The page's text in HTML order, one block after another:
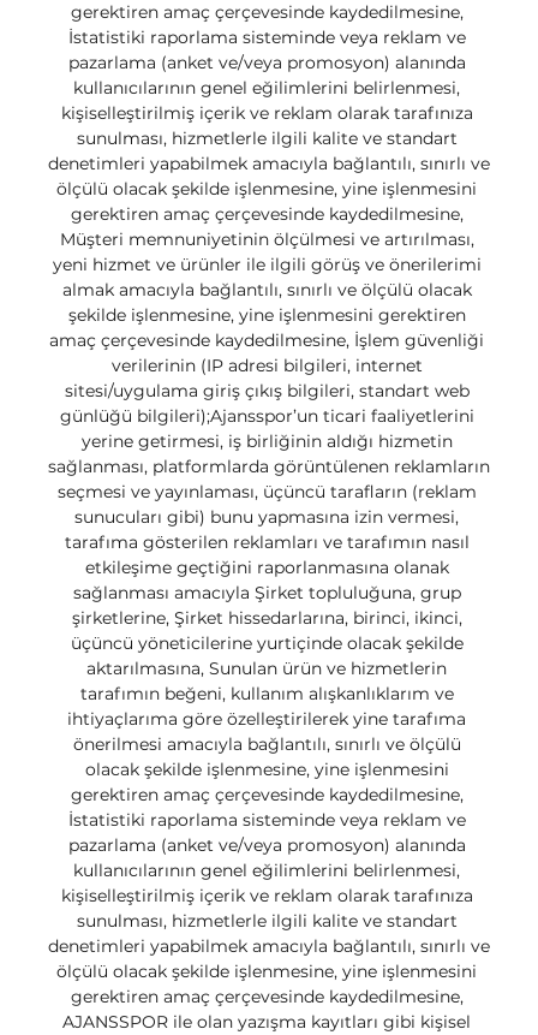
gerektiren amaç çerçevesinde kaydedilmesine,
İstatistiki raporlama sisteminde veya reklam ve
pazarlama (anket ve/veya promosyon) alanında
kullanıcılarının genel eğilimlerini belirlenmesi,
kişiselleştirilmiş içerik ve reklam olarak tarafınıza
sunulması, hizmetlerle ilgili kalite ve standart
denetimleri yapabilmek amacıyla bağlantılı, sınırlı ve
ölçülü olacak şekilde işlenmesine, yine işlenmesini
gerektiren amaç çerçevesinde kaydedilmesine,
Müşteri memnuniyetinin ölçülmesi ve artırılması,
yeni hizmet ve ürünler ile ilgili görüş ve önerilerimi
almak amacıyla bağlantılı, sınırlı ve ölçülü olacak
şekilde işlenmesine, yine işlenmesini gerektiren
amaç çerçevesinde kaydedilmesine, İşlem güvenliği
verilerinin (IP adresi bilgileri, internet
sitesi/uygulama giriş çıkış bilgileri, standart web
günlüğü bilgileri);Ajansspor’un ticari faaliyetlerini
yerine getirmesi, iş birliğinin aldığı hizmetin
sağlanması, platformlarda görüntülenen reklamların
seçmesi ve yayınlaması, üçüncü tarafların (reklam
sunucuları gibi) bunu yapmasına izin vermesi,
tarafıma gösterilen reklamları ve tarafımın nasıl
etkileşime geçtiğini raporlanmasına olanak
sağlanması amacıyla Şirket topluluğuna, grup
şirketlerine, Şirket hissedarlarına, birinci, ikinci,
üçüncü yöneticilerine yurtiçinde olacak şekilde
aktarılmasına, Sunulan ürün ve hizmetlerin
tarafımın beğeni, kullanım alışkanlıklarım ve
ihtiyaçlarıma göre özelleştirilerek yine tarafıma
önerilmesi amacıyla bağlantılı, sınırlı ve ölçülü
olacak şekilde işlenmesine, yine işlenmesini
gerektiren amaç çerçevesinde kaydedilmesine,
İstatistiki raporlama sisteminde veya reklam ve
pazarlama (anket ve/veya promosyon) alanında
kullanıcılarının genel eğilimlerini belirlenmesi,
kişiselleştirilmiş içerik ve reklam olarak tarafınıza
sunulması, hizmetlerle ilgili kalite ve standart
denetimleri yapabilmek amacıyla bağlantılı, sınırlı ve
ölçülü olacak şekilde işlenmesine, yine işlenmesini
gerektiren amaç çerçevesinde kaydedilmesine,
AJANSSPOR ile olan yazışma kayıtları gibi kişisel